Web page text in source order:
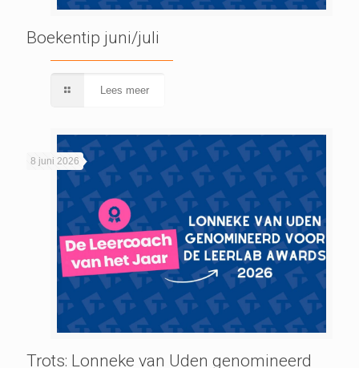
Boekentip juni/juli
Lees meer
8 juni 2026
Trots: Lonneke van Uden genomineerd